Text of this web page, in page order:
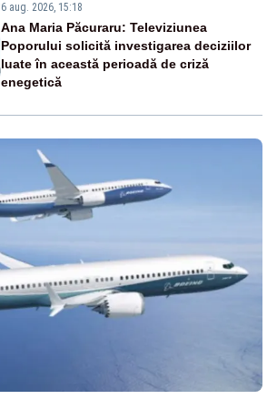
6 aug. 2026, 15:18
Ana Maria Păcuraru: Televiziunea
Poporului solicită investigarea deciziilor
luate în această perioadă de criză
enegetică